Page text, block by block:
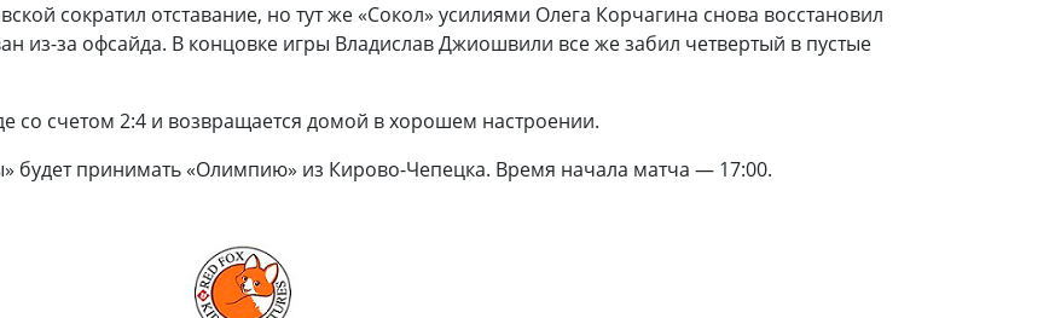
сократил отставание, но тут же «Сокол» усилиями Олега Корчагина снова восстановил
из-за офсайда. В концовке игры Владислав Джиошвили все же забил четвертый в пустые
со счетом 2:4 и возвращается домой в хорошем настроении.
будет принимать «Олимпию» из Кирово-Чепецка. Время начала матча — 17:00.